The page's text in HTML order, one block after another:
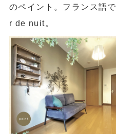
のペイント。フランス語で
r de nuit。